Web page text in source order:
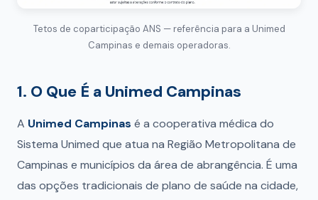
Tetos de coparticipação ANS — referência para a Unimed
Campinas e demais operadoras.
1. O Que É a Unimed Campinas
A Unimed Campinas é a cooperativa médica do
Sistema Unimed que atua na Região Metropolitana de
Campinas e municípios da área de abrangência. É uma
das opções tradicionais de plano de saúde na cidade,